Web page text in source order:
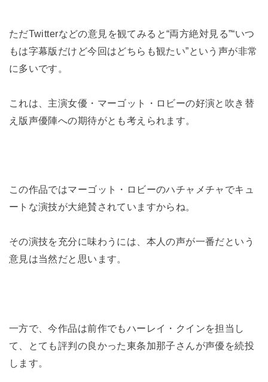
ただTwitterなどの意見を観てみると“両方絶対見る”“いつ
もは字幕版だけど今回はどちらも観たい”という声が非常
に多いです。
これは、主演女優・マーゴット・ロビーの好演と吹き替
え版声優陣への期待がとも考えられます。
この作品ではマーゴット・ロビーのハチャメチャでキュ
ートな演技が大絶賛されていますからね。
その演技を充分に味わうには、本人の声が一番だという
意見は当然だと思います。
一方で、今作品は前作でもハーレイ・クインを担当し
て、とても評判の良かった東条加那子さんが声優を続投
します。